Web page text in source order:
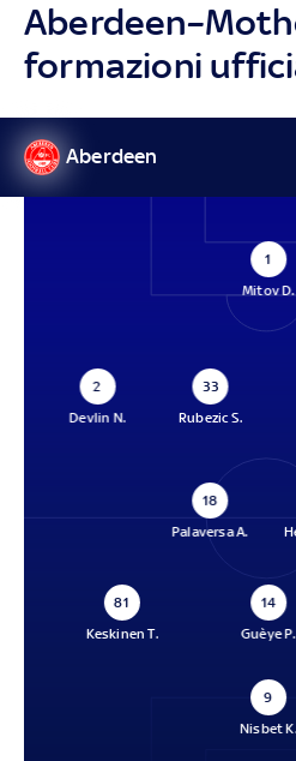
formazioni
Aberdeen
1
Mitov D.
2
Devlin N.
33
Rubezic S.
18
Palaversa A.
81
Keskinen T.
14
Guèye P.
9
Nisbet K.